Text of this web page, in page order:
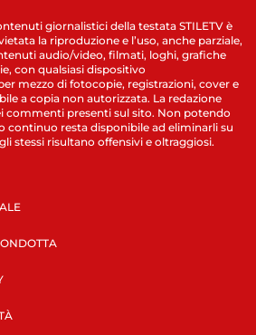
giornalistici della testata STILETV è
la riproduzione e l’uso, anche parziale,
audio/video, filmati, loghi, grafiche
con qualsiasi dispositivo
mezzo di fotocopie, registrazioni, cover e
a copia non autorizzata. La redazione
commenti presenti sul sito. Non potendo
continuo resta disponibile ad eliminarli su
stessi risultano offensivi e oltraggiosi.